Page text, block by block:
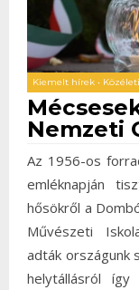
Kiemelt hírek •
Nemzeti
Az 1956-os
emléknapján
hősökről a
Művészeti
adták országunk
helytállásról